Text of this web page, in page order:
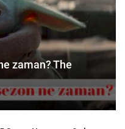
zaman? The